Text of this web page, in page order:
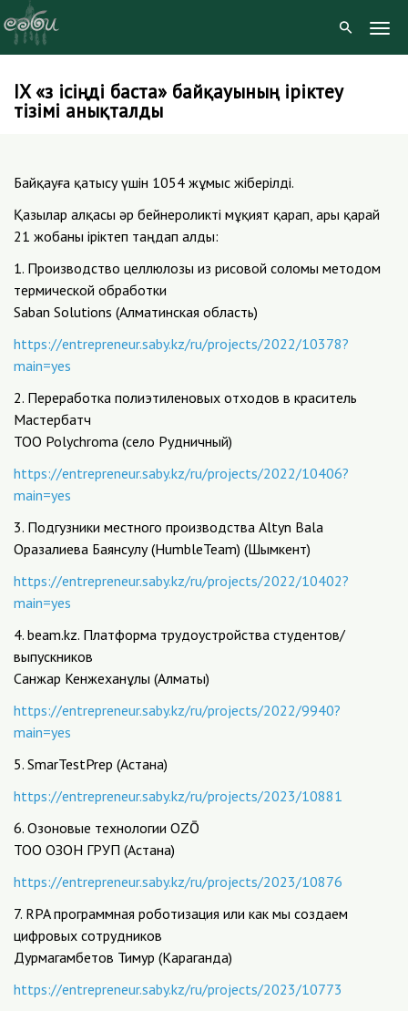
SkipIX «Өз ісіңді баста» байқауының іріктеу
тізімі анықталды
Байқауға қатысу үшін 1054 жұмыс жіберілді.
Қазылар алқасы әр бейнероликті мұқият қарап, ары қарай
21 жобаны іріктеп таңдап алды:
1. Производство целлюлозы из рисовой соломы методом
термической обработки
Saban Solutions (Алматинская область)
https://entrepreneur.saby.kz/ru/projects/2022/10378?
main=yes
2. Переработка полиэтиленовых отходов в краситель
Мастербатч
ТОО Polychroma (село Рудничный)
https://entrepreneur.saby.kz/ru/projects/2022/10406?
main=yes
3. Подгузники местного производства Altyn Bala
Оразалиева Баянсулу (HumbleTeam) (Шымкент)
https://entrepreneur.saby.kz/ru/projects/2022/10402?
main=yes
4. beam.kz. Платформа трудоустройства студентов/
выпускников
Санжар Кенжеханұлы (Алматы)
https://entrepreneur.saby.kz/ru/projects/2022/9940?
main=yes
5. SmarTestPrep (Астана)
https://entrepreneur.saby.kz/ru/projects/2023/10881
6. Озоновые технологии OZŌ
ТОО ОЗОН ГРУП (Астана)
https://entrepreneur.saby.kz/ru/projects/2023/10876
7. RPA программная роботизация или как мы создаем
цифровых сотрудников
Дурмагамбетов Тимур (Караганда)
https://entrepreneur.saby.kz/ru/projects/2023/10773